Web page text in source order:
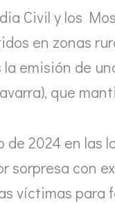
Civil y los
en zonas
emisión de
que
2024 en las
sorpresa con
víctimas para